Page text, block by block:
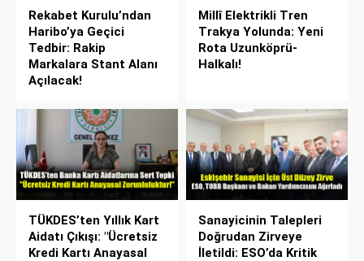
Rekabet Kurulu’ndan
Haribo’ya Geçici
Tedbir: Rakip
Markalara Stant Alanı
Açılacak!
Millî Elektrikli Tren
Trakya Yolunda: Yeni
Rota Uzunköprü-
Halkalı!
TÜKDES’ten Yıllık Kart
Aidatı Çıkışı: "Ücretsiz
Kredi Kartı Anayasal
Sanayicinin Talepleri
Doğrudan Zirveye
İletildi: ESO’da Kritik